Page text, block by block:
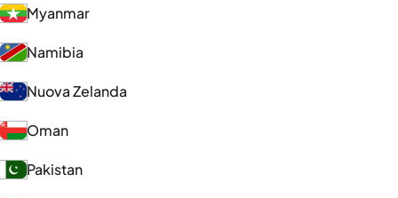
Myanmar
Namibia
Nuova Zelanda
Oman
Pakistan